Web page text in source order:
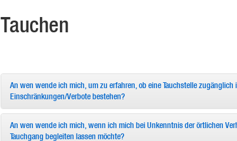
Tauchen
An wen wende ich mich, um zu erfahren, ob eine Tauchstelle zugänglich
Einschränkungen/Verbote bestehen?
An wen wende ich mich, wenn ich mich bei Unkenntnis der örtlichen
Tauchgang begleiten lassen möchte?